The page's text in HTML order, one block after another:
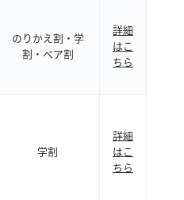
のりかえ割・学
割・ペア割
詳細
はこ
ちら
学割
詳細
はこ
ちら